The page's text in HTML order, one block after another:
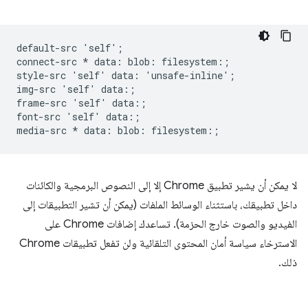
default-src 'self';
connect-src * data: blob: filesystem:;
style-src 'self' data: 'unsafe-inline';
img-src 'self' data:;
frame-src 'self' data:;
font-src 'self' data:;
لا يمكن أن يشير تطبيق Chrome إلا إلى النصوص البرمجية والكائنات
داخل تطبيقك، باستثناء الوسائط الملفات (يمكن أن تشير التطبيقات إلى
الفيديو والصوت خارج الحزمة). تساعدك إضافات Chrome على
الاسترخاء سياسة أمان المحتوى التلقائية ولن تفعل تطبيقات Chrome
ذلك.